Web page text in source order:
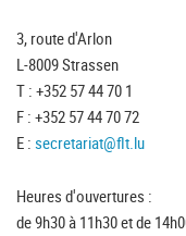
3, route d'Arlon
L-8009 Strassen
T : +352 57 44 70 1
F : +352 57 44 70 72
E : secretariat@flt.lu
Heures d'ouvertures :
de 9h30 à 11h30 et de